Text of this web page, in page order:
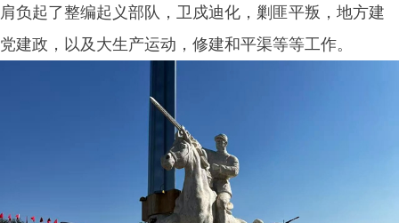
肩负起了整编起义部队，卫戍迪化，剿匪平叛，地方建
党建政，以及大生产运动，修建和平渠等等工作。